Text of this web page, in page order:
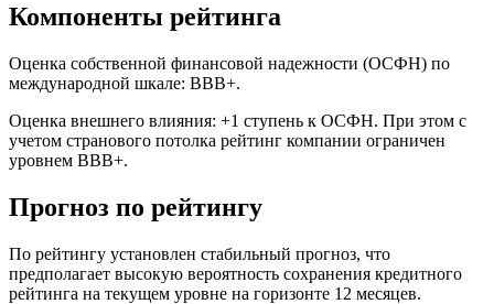
Компоненты рейтинга
Оценка собственной финансовой надежности (ОСФН) по
международной шкале: ВВВ+.
Оценка внешнего влияния: +1 ступень к ОСФН. При этом с
учетом странового потолка рейтинг компании ограничен
уровнем ВВВ+.
Прогноз по рейтингу
По рейтингу установлен стабильный прогноз, что
предполагает высокую вероятность сохранения кредитного
рейтинга на текущем уровне на горизонте 12 месяцев.